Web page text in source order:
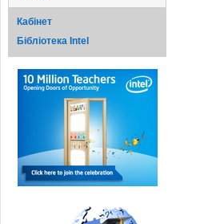
Кабінет
Бібліотека Intel